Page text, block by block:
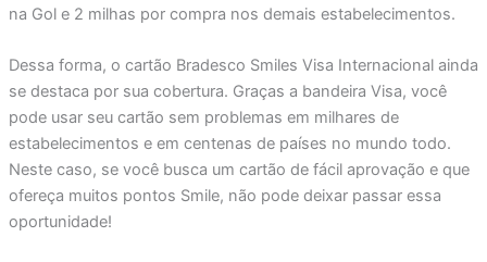
na Gol e 2 milhas por compra nos demais estabelecimentos.
Dessa forma, o cartão Bradesco Smiles Visa Internacional ainda
se destaca por sua cobertura. Graças a bandeira Visa, você
pode usar seu cartão sem problemas em milhares de
estabelecimentos e em centenas de países no mundo todo.
Neste caso, se você busca um cartão de fácil aprovação e que
ofereça muitos pontos Smile, não pode deixar passar essa
oportunidade!